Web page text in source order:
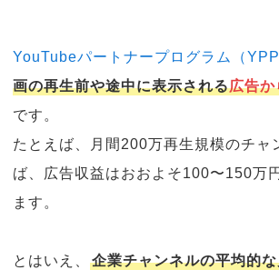
YouTubeパートナープログラム（YPP
画の再生前や途中に表示される広告
です。
たとえば、月間200万再生規模のチャ
ば、広告収益はおおよそ100〜150万
ます。
とはいえ、企業チャンネルの平均的